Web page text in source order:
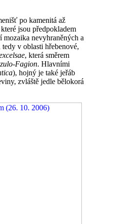
po kamenitá až
jsou předpokladem
nevyhraněných a
v oblasti hřebenové,
, která směrem
Fagion. Hlavními
), hojný je také jeřáb
zvláště jedle bělokorá